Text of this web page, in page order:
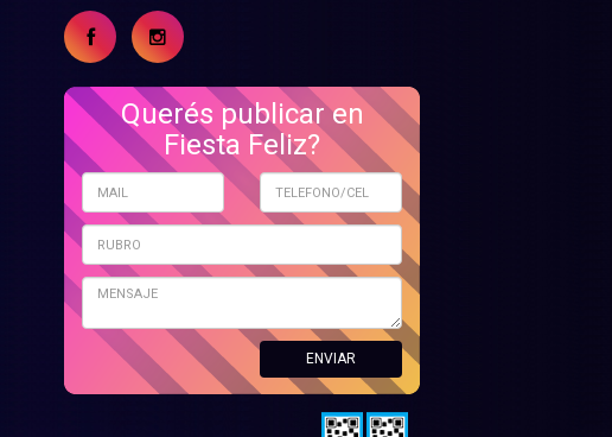
Querés publicar en
Fiesta Feliz?
ENVIAR